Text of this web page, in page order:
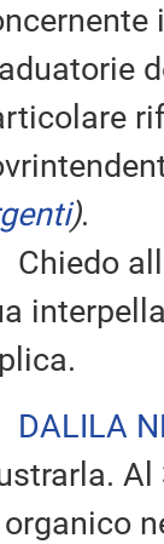
).
DALILA
Al